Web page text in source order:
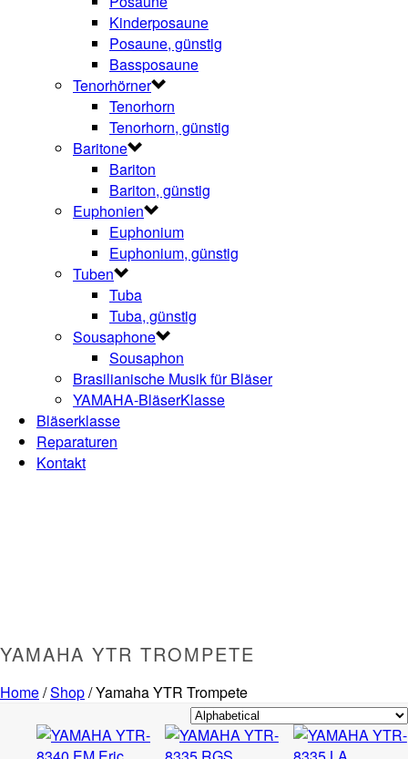
Kinderposaune
Posaune, günstig
Bassposaune
Tenorhörner
Tenorhorn
Tenorhorn, günstig
Baritone
Bariton
Bariton, günstig
Euphonien
Euphonium
Euphonium, günstig
Tuben
Tuba
Tuba, günstig
Sousaphone
Sousaphon
Brasilianische Musik für Bläser
YAMAHA-BläserKlasse
Bläserklasse
Reparaturen
Kontakt
YAMAHA YTR TROMPETE
Home/Shop/Yamaha YTR Trompete